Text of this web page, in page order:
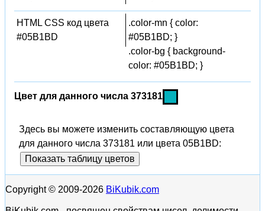
HTML CSS код цвета
#05B1BD
.color-mn { color:
#05B1BD; }
.color-bg { background-
color: #05B1BD; }
Цвет для данного числа 373181
Здесь вы можете изменить составляющую цвета
для данного числа 373181 или цвета 05B1BD:
Показать таблицу цветов
Copyright © 2009-2026 BiKubik.com